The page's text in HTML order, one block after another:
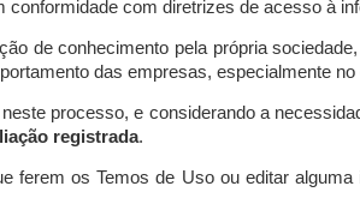
com diretrizes de acesso à
de conhecimento pela própria
das empresas, especialmente
processo, e considerando a
registrada.
ferem os Temos de Uso ou editar